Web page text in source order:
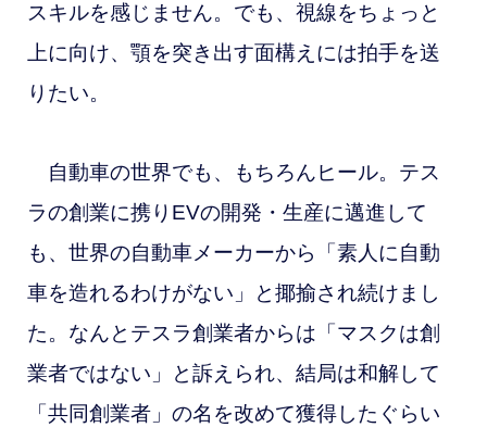
スキルを感じません。でも、視線をちょっと
上に向け、顎を突き出す面構えには拍手を送
りたい。
自動車の世界でも、もちろんヒール。テス
ラの創業に携りEVの開発・生産に邁進して
も、世界の自動車メーカーから「素人に自動
車を造れるわけがない」と揶揄され続けまし
た。なんとテスラ創業者からは「マスクは創
業者ではない」と訴えられ、結局は和解して
「共同創業者」の名を改めて獲得したぐらい